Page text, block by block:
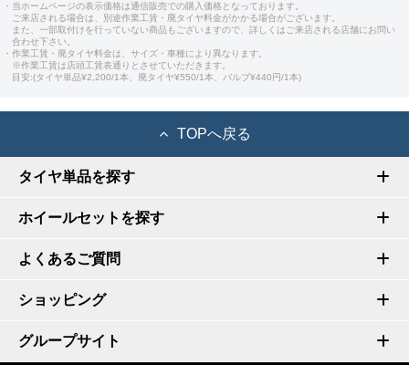
・当ホームページの表示価格は通信販売での購入価格となっております。
ご来店される場合は、別途作業工賃・廃タイヤ料金がかかる場合がございます。
また、一部取付けを行っていない商品もございますので、詳しくはご来店される店舗にお問い
合わせ下さい。
・作業工賃・廃タイヤ料金は、サイズ・車種により異なります。
※作業工賃は店頭工賃表通りとさせていただきます。
目安:(タイヤ単品¥2,200/1本、廃タイヤ¥550/1本、バルブ¥440円/1本)
TOPへ戻る
タイヤ単品を探す
ホイールセットを探す
よくあるご質問
ショッピング
グループサイト